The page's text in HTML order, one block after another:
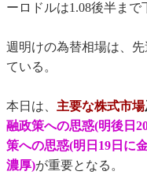
ーロドルは1.08後半まで
週明けの為替相場は、
ている。
本日は、 主要な株式市場
融政策への思惑(明後日
策への思惑(明日19日に
濃厚)が重要となる。